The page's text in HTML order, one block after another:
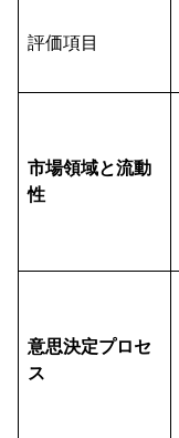
評価項目
市場領域と流動
性
意思決定プロセ
ス